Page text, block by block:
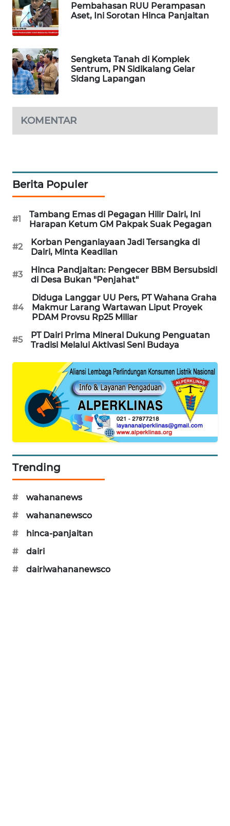
Pembahasan RUU Perampasan
Aset, Ini Sorotan Hinca Panjaitan
Sengketa Tanah di Komplek
Sentrum, PN Sidikalang Gelar
Sidang Lapangan
KOMENTAR
Berita Populer
#1
Tambang Emas di Pegagan Hilir Dairi, Ini
Harapan Ketum GM Pakpak Suak Pegagan
#2
Korban Penganiayaan Jadi Tersangka di
Dairi, Minta Keadilan
#3
Hinca Pandjaitan: Pengecer BBM Bersubsidi
di Desa Bukan "Penjahat"
#4
Diduga Langgar UU Pers, PT Wahana Graha
Makmur Larang Wartawan Liput Proyek
PDAM Provsu Rp25 Miliar
#5
PT Dairi Prima Mineral Dukung Penguatan
Tradisi Melalui Aktivasi Seni Budaya
Trending
#
wahananews
#
wahananewsco
#
hinca-panjaitan
#
dairi
#
dairiwahananewsco
NEWS
KRT
KARING
NEWS
JURNAL
MARITIM
GARONGGANG
NEWS
FISUELRI
NEWS
CILEUNGSI
NEWS
BERKAT
NEWS
ANUGERAH
NEWS
NEWS
ASA
NEWS